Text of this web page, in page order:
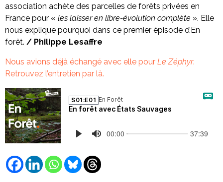
association achète des parcelles de forêts privées en
France pour « les laisser en libre-évolution complète ». Elle
nous explique pourquoi dans ce premier épisode d’En
forêt. / Philippe Lesaffre
Nous avions déjà échangé avec elle pour Le Zéphyr.
Retrouvez l’entretien par là.